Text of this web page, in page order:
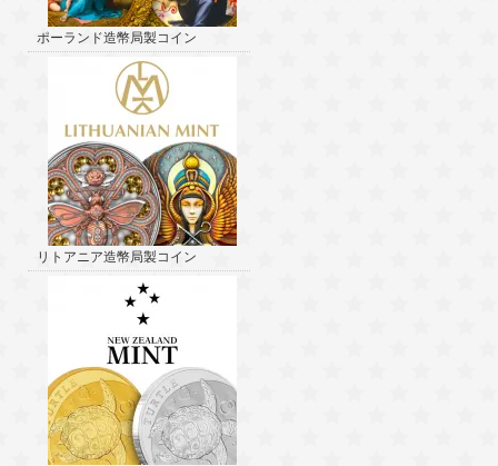
ポーランド造幣局製コイン
リトアニア造幣局製コイン